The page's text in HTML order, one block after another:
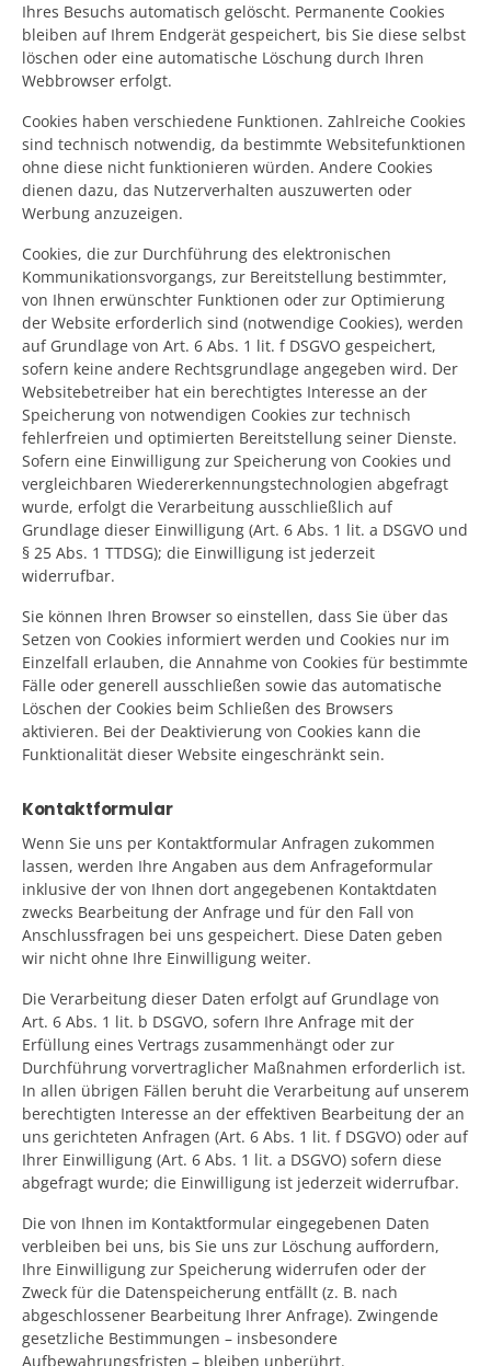
Ihres Besuchs automatisch gelöscht. Permanente Cookies
bleiben auf Ihrem Endgerät gespeichert, bis Sie diese selbst
löschen oder eine automatische Löschung durch Ihren
Webbrowser erfolgt.
Cookies haben verschiedene Funktionen. Zahlreiche Cookies
sind technisch notwendig, da bestimmte Websitefunktionen
ohne diese nicht funktionieren würden. Andere Cookies
dienen dazu, das Nutzerverhalten auszuwerten oder
Werbung anzuzeigen.
Cookies, die zur Durchführung des elektronischen
Kommunikationsvorgangs, zur Bereitstellung bestimmter,
von Ihnen erwünschter Funktionen oder zur Optimierung
der Website erforderlich sind (notwendige Cookies), werden
auf Grundlage von Art. 6 Abs. 1 lit. f DSGVO gespeichert,
sofern keine andere Rechtsgrundlage angegeben wird. Der
Websitebetreiber hat ein berechtigtes Interesse an der
Speicherung von notwendigen Cookies zur technisch
fehlerfreien und optimierten Bereitstellung seiner Dienste.
Sofern eine Einwilligung zur Speicherung von Cookies und
vergleichbaren Wiedererkennungstechnologien abgefragt
wurde, erfolgt die Verarbeitung ausschließlich auf
Grundlage dieser Einwilligung (Art. 6 Abs. 1 lit. a DSGVO und
§ 25 Abs. 1 TTDSG); die Einwilligung ist jederzeit
widerrufbar.
Sie können Ihren Browser so einstellen, dass Sie über das
Setzen von Cookies informiert werden und Cookies nur im
Einzelfall erlauben, die Annahme von Cookies für bestimmte
Fälle oder generell ausschließen sowie das automatische
Löschen der Cookies beim Schließen des Browsers
aktivieren. Bei der Deaktivierung von Cookies kann die
Funktionalität dieser Website eingeschränkt sein.
Kontaktformular
Wenn Sie uns per Kontaktformular Anfragen zukommen
lassen, werden Ihre Angaben aus dem Anfrageformular
inklusive der von Ihnen dort angegebenen Kontaktdaten
zwecks Bearbeitung der Anfrage und für den Fall von
Anschlussfragen bei uns gespeichert. Diese Daten geben
wir nicht ohne Ihre Einwilligung weiter.
Die Verarbeitung dieser Daten erfolgt auf Grundlage von
Art. 6 Abs. 1 lit. b DSGVO, sofern Ihre Anfrage mit der
Erfüllung eines Vertrags zusammenhängt oder zur
Durchführung vorvertraglicher Maßnahmen erforderlich ist.
In allen übrigen Fällen beruht die Verarbeitung auf unserem
berechtigten Interesse an der effektiven Bearbeitung der an
uns gerichteten Anfragen (Art. 6 Abs. 1 lit. f DSGVO) oder auf
Ihrer Einwilligung (Art. 6 Abs. 1 lit. a DSGVO) sofern diese
abgefragt wurde; die Einwilligung ist jederzeit widerrufbar.
Die von Ihnen im Kontaktformular eingegebenen Daten
verbleiben bei uns, bis Sie uns zur Löschung auffordern,
Ihre Einwilligung zur Speicherung widerrufen oder der
Zweck für die Datenspeicherung entfällt (z. B. nach
abgeschlossener Bearbeitung Ihrer Anfrage). Zwingende
gesetzliche Bestimmungen – insbesondere
Aufbewahrungsfristen – bleiben unberührt.